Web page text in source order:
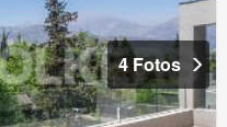
4 Fotos